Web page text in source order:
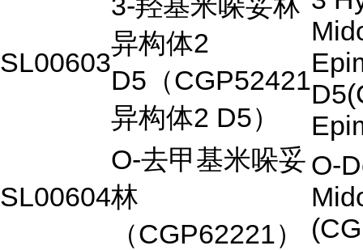
SL00603
异构体2
D5 （CGP52421
异构体2 D5）
SL00604
O-去甲基米哚妥
林
（CGP62221）
O-